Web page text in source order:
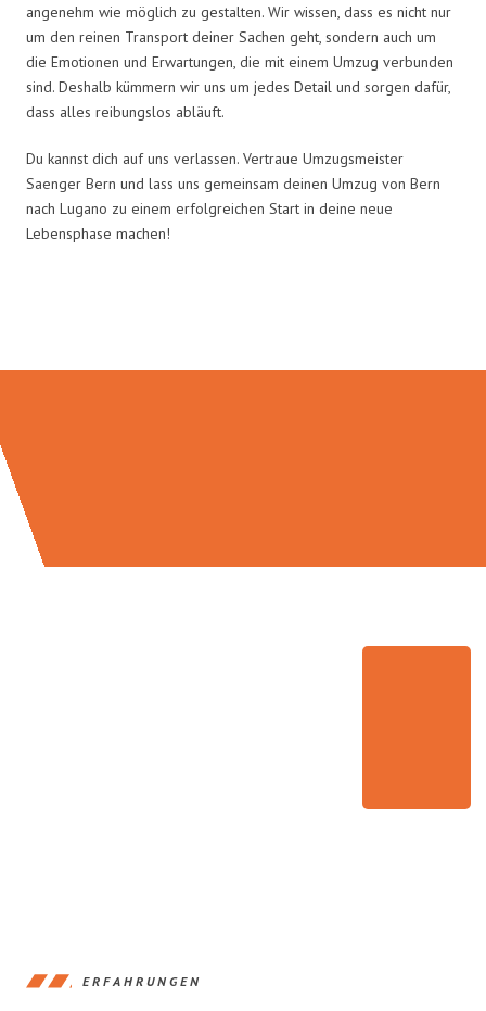
angenehm wie möglich zu gestalten. Wir wissen, dass es nicht nur
um den reinen Transport deiner Sachen geht, sondern auch um
die Emotionen und Erwartungen, die mit einem Umzug verbunden
sind. Deshalb kümmern wir uns um jedes Detail und sorgen dafür,
dass alles reibungslos abläuft.
Du kannst dich auf uns verlassen. Vertraue Umzugsmeister
Saenger Bern und lass uns gemeinsam deinen Umzug von Bern
nach Lugano zu einem erfolgreichen Start in deine neue
Lebensphase machen!
ERFAHRUNGEN